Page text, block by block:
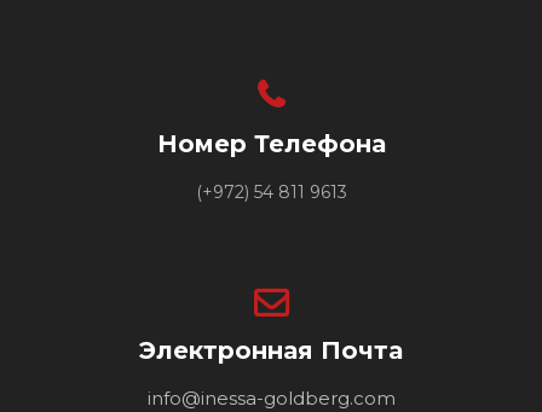
Номер Телефона
(+972) 54 811 9613
Электронная Почта
info@inessa-goldberg.com